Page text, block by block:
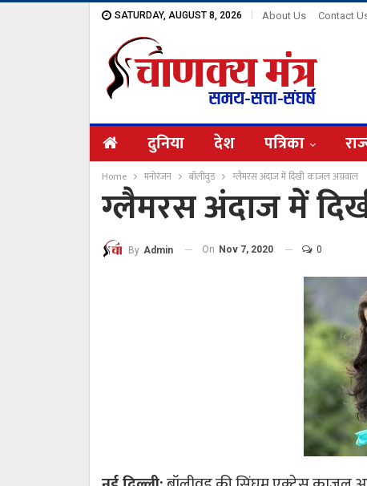
SATURDAY, AUGUST 8, 2026 About Us Contact
दुनिया देश पत्रिका
Home मनोरंजन बॉलीवुड ग्लैमरस अंदाज में दिखी काजल अग्रवाल
ग्लैमरस अंदाज में
By Admin On Nov 7, 2020 0